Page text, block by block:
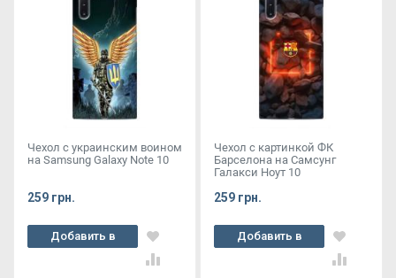
Чехол с украинским воином
на Samsung Galaxy Note 10
259 грн.
Добавить в
корзину
Чехол с картинкой ФК
Барселона на Самсунг
Галакси Ноут 10
259 грн.
Добавить в
корзину